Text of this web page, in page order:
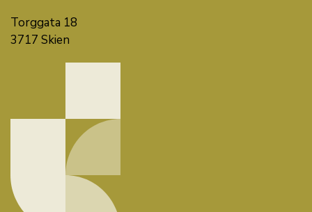
Torggata 18
3717 Skien